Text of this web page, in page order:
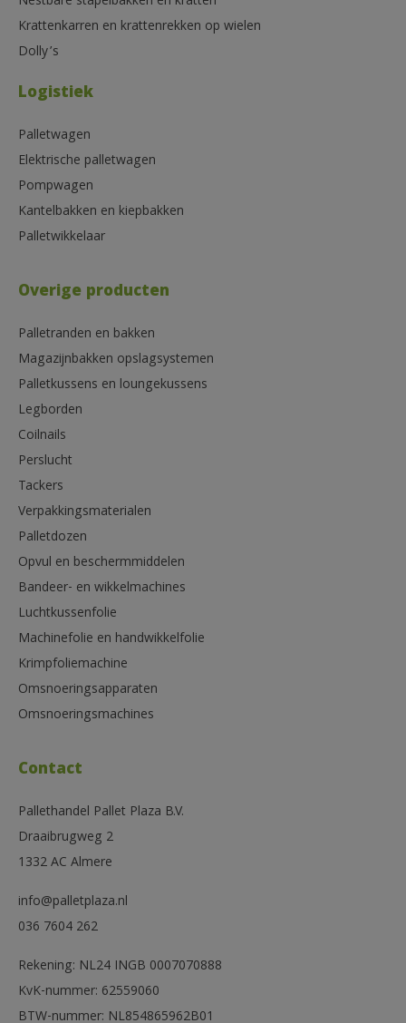
Krattenkarren en krattenrekken op wielen
Dolly’s
Logistiek
Palletwagen
Elektrische palletwagen
Pompwagen
Kantelbakken en kiepbakken
Palletwikkelaar
Overige producten
Palletranden en bakken
Magazijnbakken opslagsystemen
Palletkussens en loungekussens
Legborden
Coilnails
Perslucht
Tackers
Verpakkingsmaterialen
Palletdozen
Opvul en beschermmiddelen
Bandeer- en wikkelmachines
Luchtkussenfolie
Machinefolie en handwikkelfolie
Krimpfoliemachine
Omsnoeringsapparaten
Omsnoeringsmachines
Contact
Pallethandel Pallet Plaza B.V.
Draaibrugweg 2
1332 AC Almere
info@palletplaza.nl
036 7604 262
Rekening: NL24 INGB 0007070888
KvK-nummer: 62559060
BTW-nummer: NL854865962B01